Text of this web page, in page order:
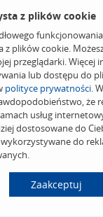
z plików cookie
plików cookie.
przeglądarki. Więcej
lub dostępu do
polityce prywatności.
że
usług
dostosowane do
do
Zaakceptuj